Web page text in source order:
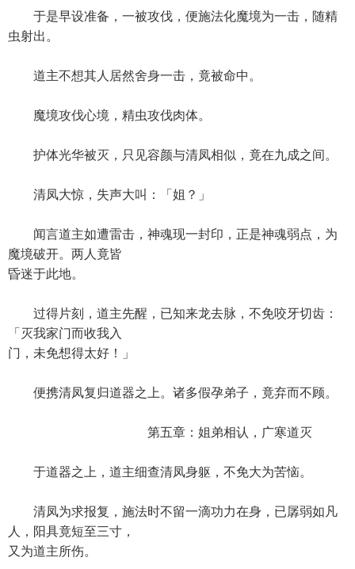
于是早设准备，一被攻伐，便施法化魔境为一击，随精
虫射出。
道主不想其人居然舍身一击，竟被命中。
魔境攻伐心境，精虫攻伐肉体。
护体光华被灭，只见容颜与清凤相似，竟在九成之间。
清凤大惊，失声大叫：「姐？」
闻言道主如遭雷击，神魂现一封印，正是神魂弱点，为
魔境破开。两人竟皆
昏迷于此地。
过得片刻，道主先醒，已知来龙去脉，不免咬牙切齿：
「灭我家门而收我入
门，未免想得太好！」
便携清凤复归道器之上。诸多假孕弟子，竟弃而不顾。
第五章：姐弟相认，广寒道灭
于道器之上，道主细查清凤身躯，不免大为苦恼。
清凤为求报复，施法时不留一滴功力在身，已孱弱如凡
人，阳具竟短至三寸，
又为道主所伤。